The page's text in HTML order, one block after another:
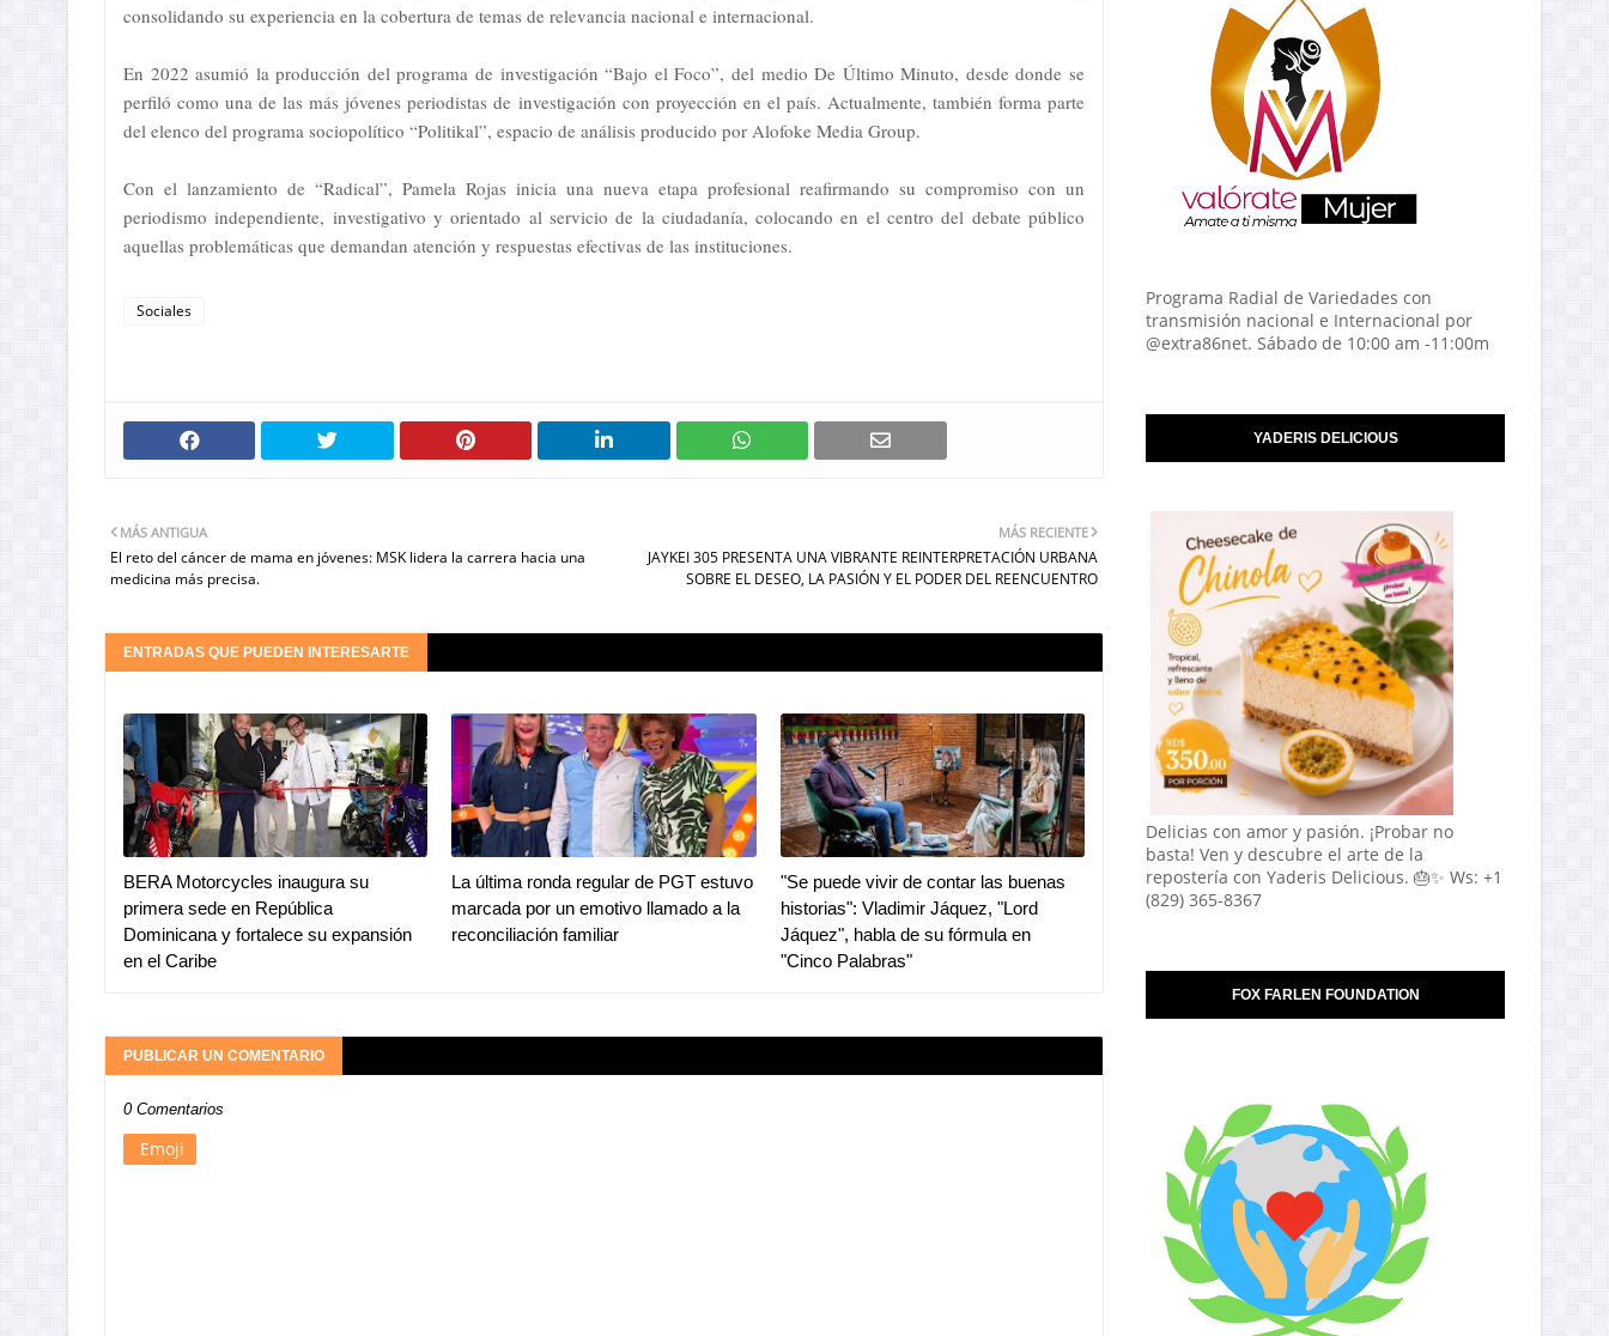
consolidando su experiencia en la cobertura de temas de relevancia nacional e internacional.
En 2022 asumió la producción del programa de investigación “Bajo el Foco”, del medio De Último Minuto, desde donde se
perfiló como una de las más jóvenes periodistas de investigación con proyección en el país. Actualmente, también forma parte
del elenco del programa sociopolítico “Politikal”, espacio de análisis producido por Alofoke Media Group.
Con el lanzamiento de “Radical”, Pamela Rojas inicia una nueva etapa profesional reafirmando su compromiso con un
periodismo independiente, investigativo y orientado al servicio de la ciudadanía, colocando en el centro del debate público
aquellas problemáticas que demandan atención y respuestas efectivas de las instituciones.
Sociales
MÁS RECIENTE
JAYKEI 305 PRESENTA UNA VIBRANTE REINTERPRETACIÓN URBANA
SOBRE EL DESEO, LA PASIÓN Y EL PODER DEL REENCUENTRO
MÁS ANTIGUA
El reto del cáncer de mama en jóvenes: MSK lidera la carrera hacia una
medicina más precisa.
ENTRADAS QUE PUEDEN INTERESARTE
BERA Motorcycles inaugura su
primera sede en República
Dominicana y fortalece su expansión
en el Caribe
La última ronda regular de PGT estuvo
marcada por un emotivo llamado a la
reconciliación familiar
"Se puede vivir de contar las buenas
historias": Vladimir Jáquez, "Lord
Jáquez", habla de su fórmula en
"Cinco Palabras"
PUBLICAR UN COMENTARIO
0 Comentarios
Emoji
Programa Radial de Variedades con
transmisión nacional e Internacional por
@extra86net. Sábado de 10:00 am -11:00m
YADERIS DELICIOUS
Delicias con amor y pasión. ¡Probar no
basta! Ven y descubre el arte de la
repostería con Yaderis Delicious. 🎂✨ Ws: +1
(829) 365-8367
FOX FARLEN FOUNDATION